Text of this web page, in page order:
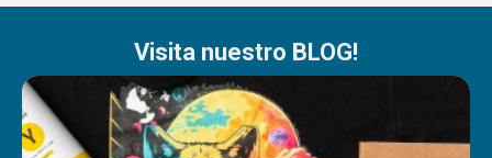
Visita nuestro BLOG!